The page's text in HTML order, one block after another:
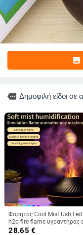
image
more Δημοφιλή είδοι σε
Φορητός Cool Mist Usb
h2o fire flame υγραντήρας
Aroma Essential Oil Diffuser
28.65 €